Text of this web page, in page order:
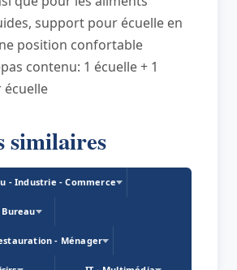
support pour écuelle en
position confortable
contenu: 1 écuelle + 1
similaires
- Industrie - Commerce
- Ménager